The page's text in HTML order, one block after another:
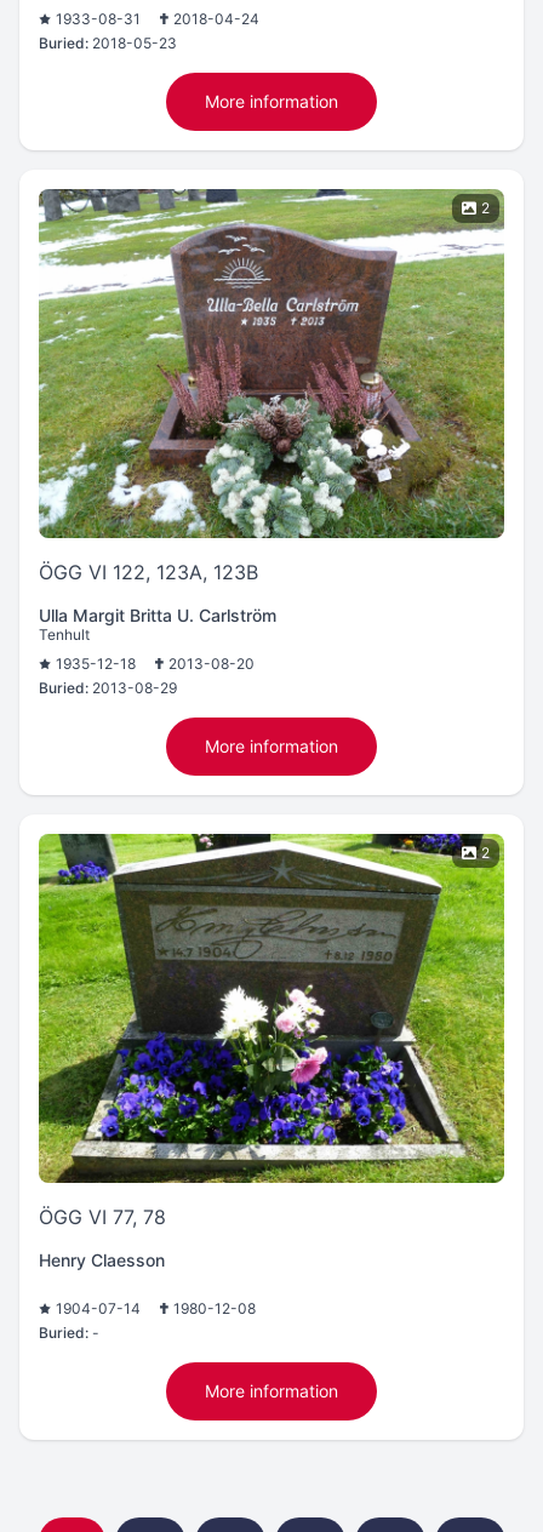
1933-08-31
2018-04-24
Buried: 2018-05-23
More information
2
ÖGG VI 122, 123A, 123B
Ulla Margit Britta U. Carlström
Tenhult
1935-12-18
2013-08-20
Buried: 2013-08-29
More information
2
ÖGG VI 77, 78
Henry Claesson
1904-07-14
1980-12-08
Buried: -
More information